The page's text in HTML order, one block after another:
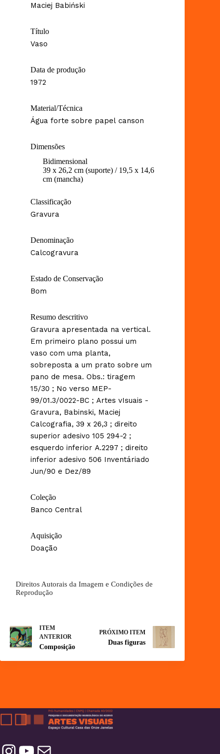
Maciej Babiński
Título
Vaso
Data de produção
1972
Material/Técnica
Água forte sobre papel canson
Dimensões
Bidimensional
39 x 26,2 cm (suporte) / 19,5 x 14,6
cm (mancha)
Classificação
Gravura
Denominação
Calcogravura
Estado de Conservação
Bom
Resumo descritivo
Gravura apresentada na vertical.
Em primeiro plano possui um
vaso com uma planta,
sobreposta a um prato sobre um
pano de mesa. Obs.: tiragem
15/30 ; No verso MEP-
99/01.3/0022-BC ; Artes vIsuais -
Gravura, Babinski, Maciej
Calcografia, 39 x 26,3 ; direito
superior adesivo 105 294-2 ;
esquerdo inferior A.2297 ; direito
inferior adesivo 506 Inventáriado
Jun/90 e Dez/89
Coleção
Banco Central
Aquisição
Doação
Direitos Autorais da Imagem e Condições de
Reprodução
ITEM
ANTERIOR
Composição
PRÓXIMO ITEM
Duas figuras